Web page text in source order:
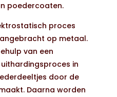
poedercoaten.
proces
op metaal.
van een
in
door de
Daarna worden